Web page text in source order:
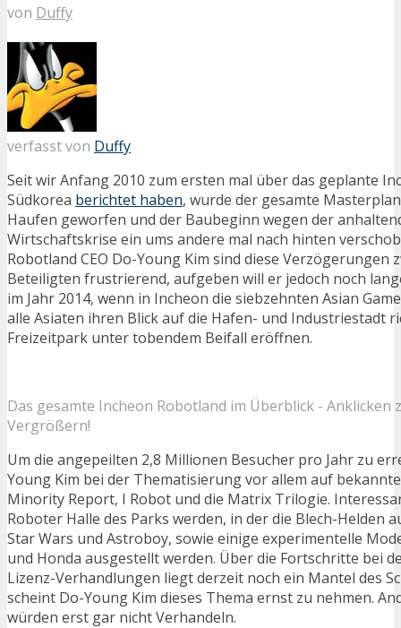
von Duffy
verfasst von Duffy
Seit wir Anfang 2010 zum ersten mal über das geplante
Südkorea berichtet haben, wurde der gesamte
Haufen geworfen und der Baubeginn wegen der
Wirtschaftskrise ein ums andere mal nach hinten
Robotland CEO Do-Young Kim sind diese Verzögerungen
Beteiligten frustrierend, aufgeben will er jedoch noch
im Jahr 2014, wenn in Incheon die siebzehnten Asian
alle Asiaten ihren Blick auf die Hafen- und Industriestadt
Freizeitpark unter tobendem Beifall eröffnen.
Das gesamte Incheon Robotland im Überblick - Anklicken
Vergrößern!
Um die angepeilten 2,8 Millionen Besucher pro Jahr zu
Young Kim bei der Thematisierung vor allem auf
Minority Report, I Robot und die Matrix Trilogie.
Roboter Halle des Parks werden, in der die Blech-Helden
Star Wars und Astroboy, sowie einige experimentelle
und Honda ausgestellt werden. Über die Fortschritte bei
Lizenz-Verhandlungen liegt derzeit noch ein Mantel des
scheint Do-Young Kim dieses Thema ernst zu nehmen.
würden erst gar nicht Verhandeln.